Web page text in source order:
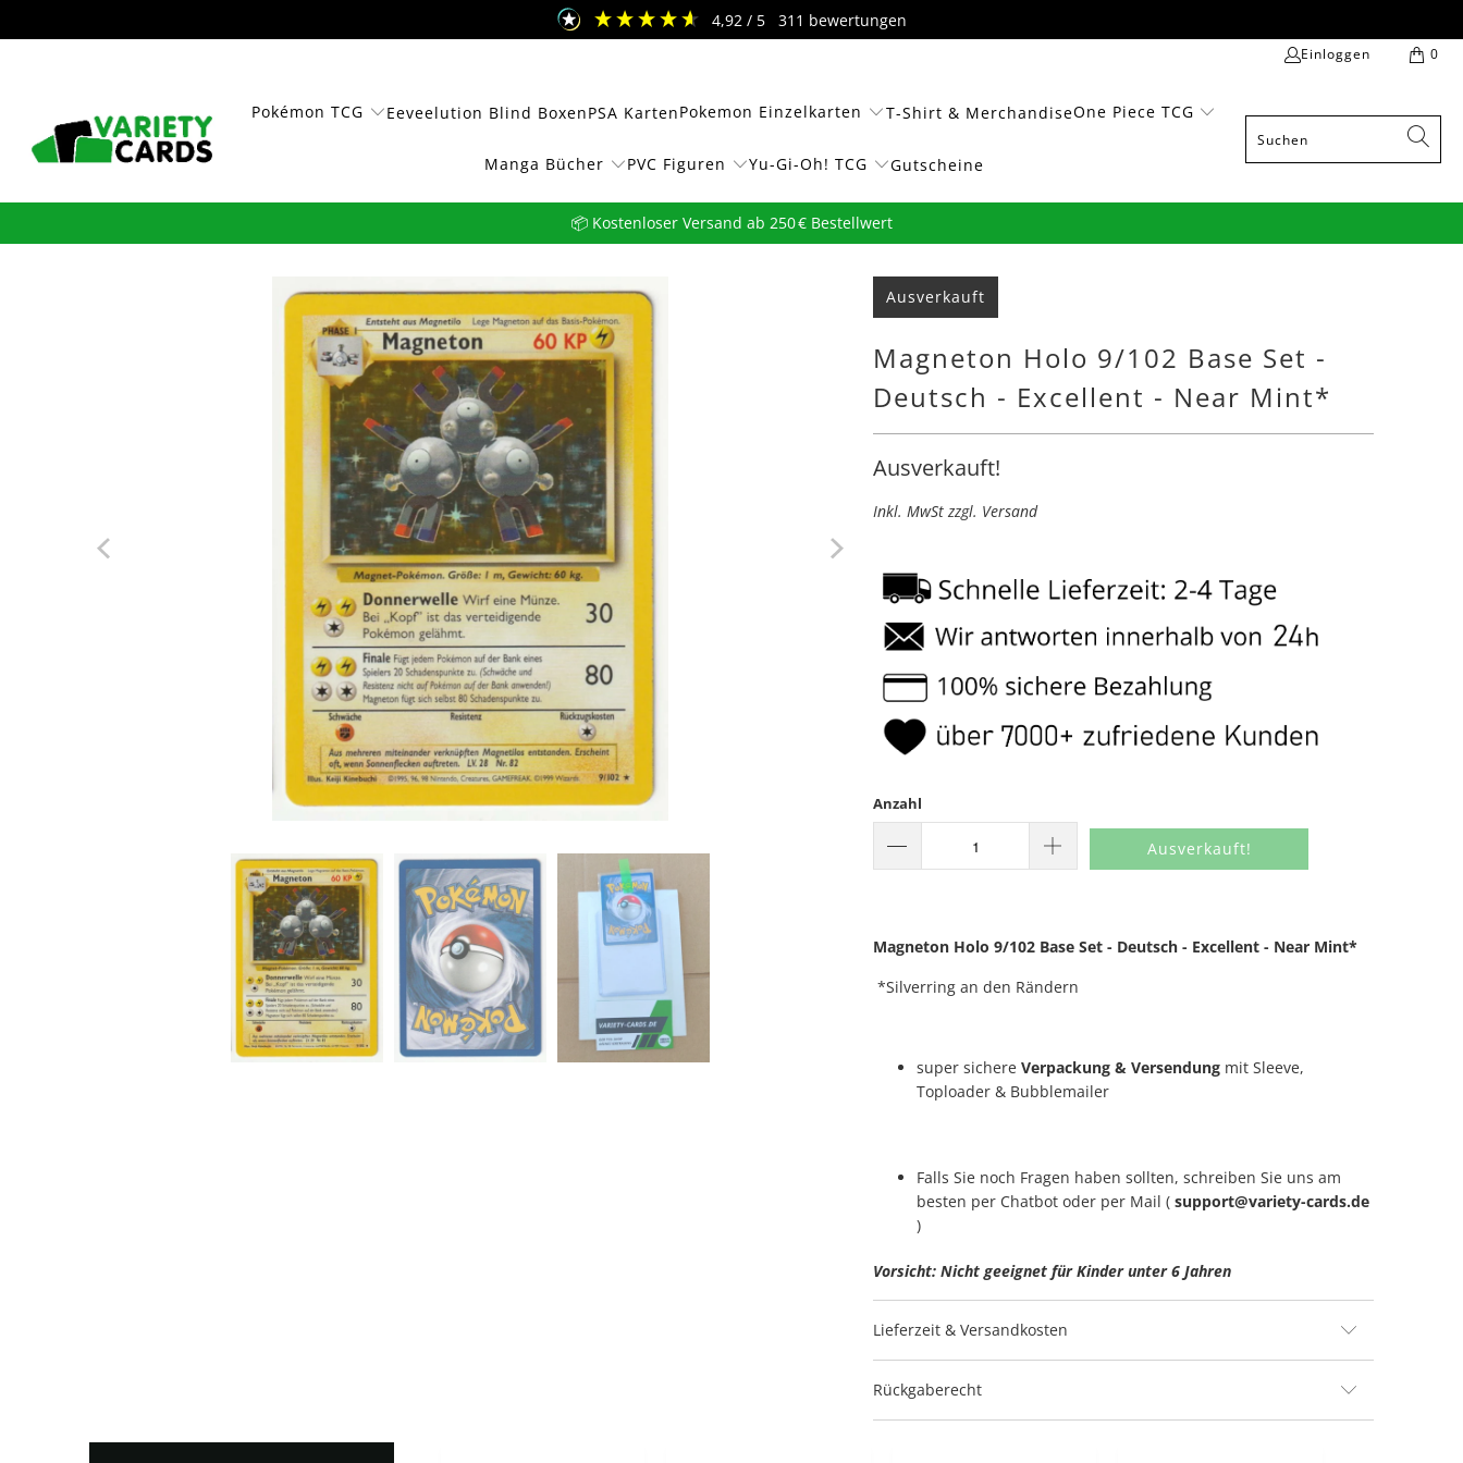
Einloggen 0
Pokémon TCG Eeveelution Blind BoxenPSA KartenPokemon Einzelkarten T-Shirt & MerchandiseOne Piece TCG
Manga Bücher PVC Figuren Yu-Gi-Oh! TCG Gutscheine
4,92 / 5 311 bewertungen
📦 Kostenloser Versand ab 250 € Bestellwert
Ausverkauft
Magneton Holo 9/102 Base Set -
Deutsch - Excellent - Near Mint*
Ausverkauft!
Inkl. MwSt zzgl. Versand
Anzahl
Ausverkauft!
Magneton Holo 9/102 Base Set - Deutsch - Excellent - Near Mint*
*Silverring an den Rändern
super sichere Verpackung & Versendung mit Sleeve,
Toploader & Bubblemailer
Falls Sie noch Fragen haben sollten, schreiben Sie uns am
besten per Chatbot oder per Mail ( support@variety-cards.de
)
Vorsicht: Nicht geeignet für Kinder unter 6 Jahren
Lieferzeit & Versandkosten
Rückgaberecht